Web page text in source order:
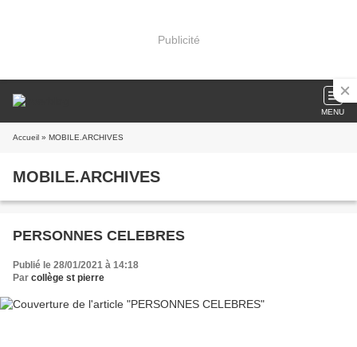
Publicité
MENU
Accueil » MOBILE.ARCHIVES
MOBILE.ARCHIVES
PERSONNES CELEBRES
Publié le 28/01/2021 à 14:18
Par collège st pierre